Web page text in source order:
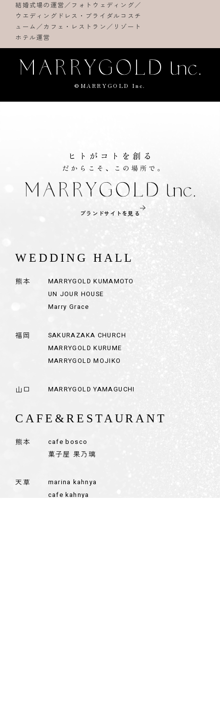
結婚式場の運営／フォトウェディング／
ウエディングドレス・ブライダルコスチ
ューム／カフェ・レストラン／リゾート
ホテル運営
©MARRYGOLD Inc.